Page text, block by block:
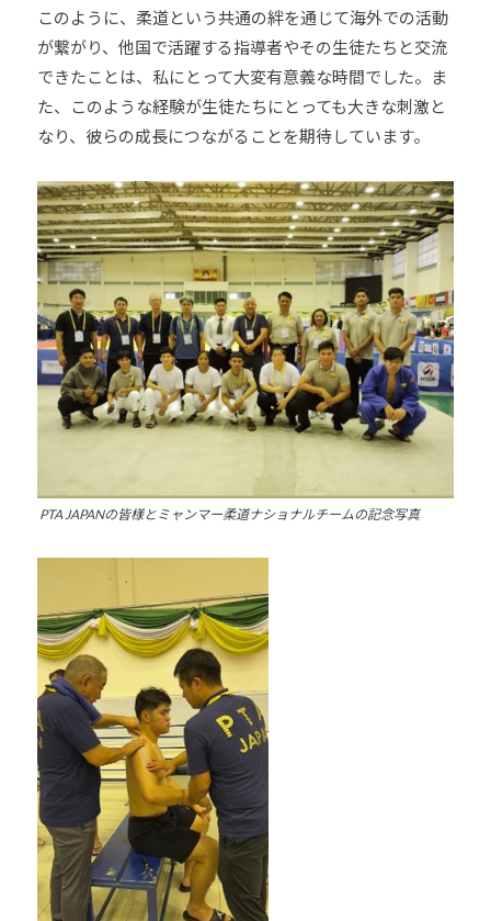
このように、柔道という共通の絆を通じて海外での活動
が繋がり、他国で活躍する指導者やその生徒たちと交流
できたことは、私にとって大変有意義な時間でした。ま
た、このような経験が生徒たちにとっても大きな刺激と
なり、彼らの成長につながることを期待しています。
PTA JAPANの皆様とミャンマー柔道ナショナルチームの記念写真